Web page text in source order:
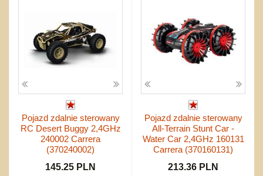
Pojazd zdalnie sterowany
RC Desert Buggy 2,4GHz
240002 Carrera
(370240002)
145.25 PLN
Pojazd zdalnie sterowany
All-Terrain Stunt Car -
Water Car 2,4GHz 160131
Carrera (370160131)
213.36 PLN